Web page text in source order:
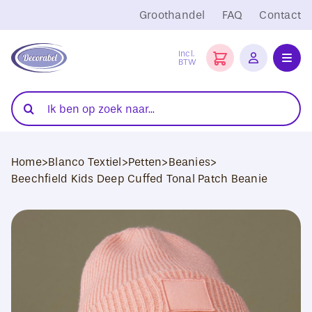
naar
inhoud
Groothandel FAQ Contact
Incl.
BTW
Folies
Transferpersen
Hobby Artikelen
DTF Transfers
Zoeken
naar:
Home>Blanco Textiel>Petten>Beanies>
Beechfield Kids Deep Cuffed Tonal Patch Beanie